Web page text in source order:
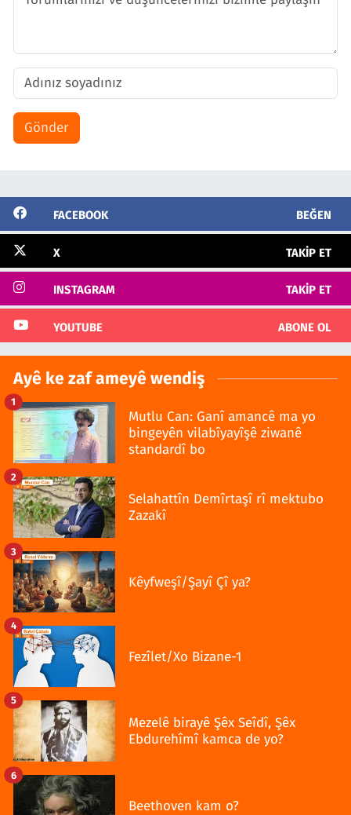
Gönder
FACEBOOK BEĞEN
X TAKIP ET
INSTAGRAM TAKIP ET
YOUTUBE ABONE OL
Ayê ke zaf ameyê wendiş
Mutlu Can: Ganî amancê ma yo
bingeyên vilabîyayîşê ziwanê
standardî bo
1
Selahattîn Demîrtaşî rî mektubo
Zazakî
2
Kêyfweşî/Şayî Çî ya?
3
Fezîlet/Xo Bizane-1
4
Mezelê birayê Şêx Seîdî, Şêx
Ebdurehîmî kamca de yo?
5
Beethoven kam o?
6